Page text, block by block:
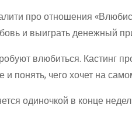
про отношения
и выиграть денежный
влюбиться. Кастинг
понять, чего хочет на
одиночкой в конце